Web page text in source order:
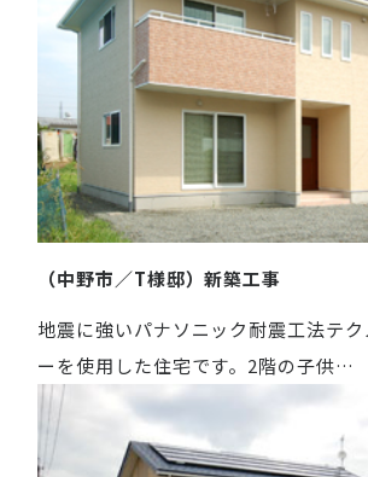
（中野市／T様邸）新築工事
地震に強いパナソニック耐震工法テク
ーを使用した住宅です。2階の子供…